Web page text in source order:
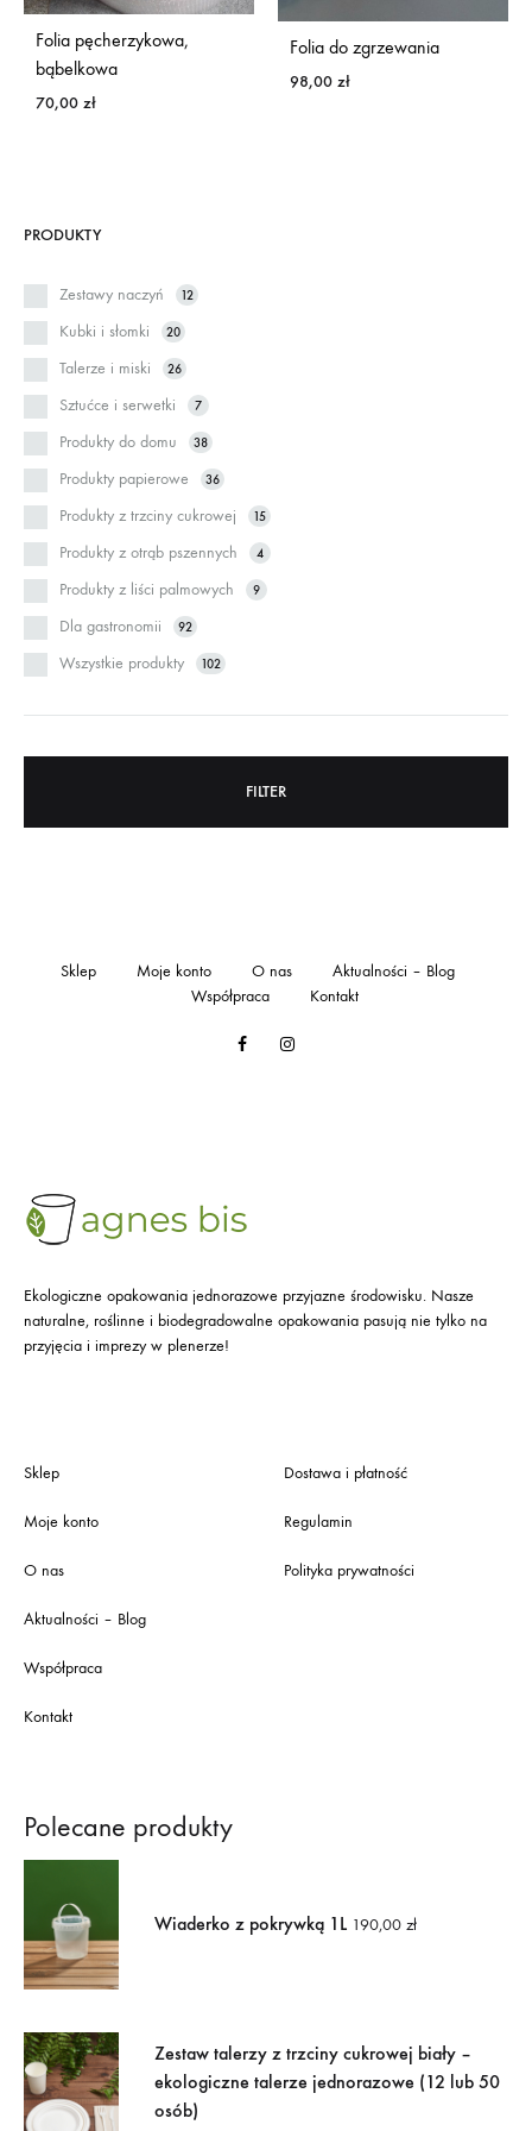
Folia pęcherzykowa,
bąbelkowa
70,00 zł
Folia do zgrzewania
98,00 zł
PRODUKTY
Zestawy naczyń 12
Kubki i słomki 20
Talerze i miski 26
Sztućce i serwetki 7
Produkty do domu 38
Produkty papierowe 36
Produkty z trzciny cukrowej 15
Produkty z otrąb pszennych 4
Produkty z liści palmowych 9
Dla gastronomii 92
Wszystkie produkty 102
FILTER
FacebookInstagram
Sklep Moje konto O nas
Aktualności – Blog
Współpraca
Kontakt
Ekologiczne opakowania jednorazowe przyjazne środowisku. Nasze
naturalne, roślinne i biodegradowalne opakowania pasują nie tylko na
przyjęcia i imprezy w plenerze!
Sklep
Moje konto
O nas
Aktualności – Blog
Współpraca
Kontakt
Dostawa i płatność
Regulamin
Polityka prywatności
Polecane produkty
Wiaderko z pokrywką 1L 190,00 zł
Zestaw talerzy z trzciny cukrowej biały –
ekologiczne talerze jednorazowe (12 lub 50
osób)